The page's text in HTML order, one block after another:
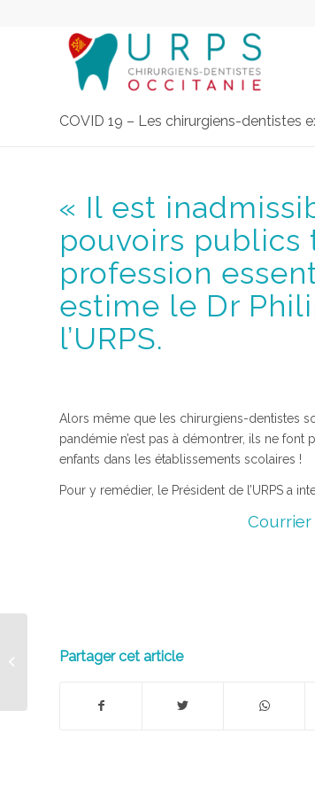
COVID 19 – Les chirurgiens-dentistes
« Il est
pouvoirs publics
profession
estime le Dr
l’URPS.
Alors même que les chirurgiens-dentistes
pandémie n’est pas à démontrer, ils ne
enfants dans les établissements scolaires !
Pour y remédier, le Président de l’URPS a
Courrier
Partager cet article
gratuitement au Méopa